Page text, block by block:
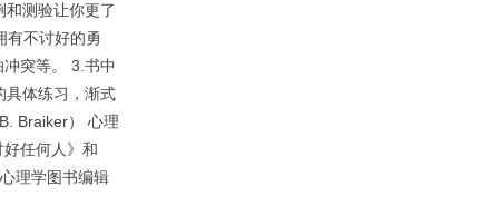
测验让你更了
有不讨好的勇
突等。 3.书中
具体练习，渐式
Braiker） 心理
任何人》和
理学图书编辑